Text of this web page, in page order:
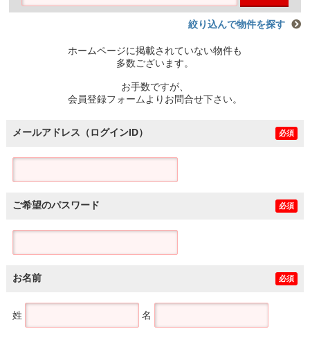
絞り込んで物件を探す
ホームページに掲載されていない物件も
多数ございます。
お手数ですが、
会員登録フォームよりお問合せ下さい。
メールアドレス（ログインID） 必須
ご希望のパスワード 必須
お名前 必須
姓 名